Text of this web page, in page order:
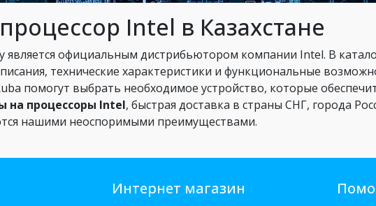
Intel в Казахстане
является официальным дистрибьютором компании Intel. В
технические характеристики и функциональные
помогут выбрать необходимое устройство, которые
на процессоры Intel, быстрая доставка в страны СНГ, города
нашими неоспоримыми преимуществами.
Интернет магазин